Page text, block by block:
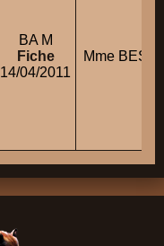
BA M
Fiche
14/04/2011
Mme